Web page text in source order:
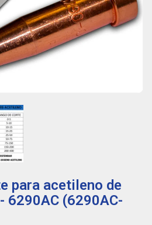
para acetileno de
6290AC (6290AC-